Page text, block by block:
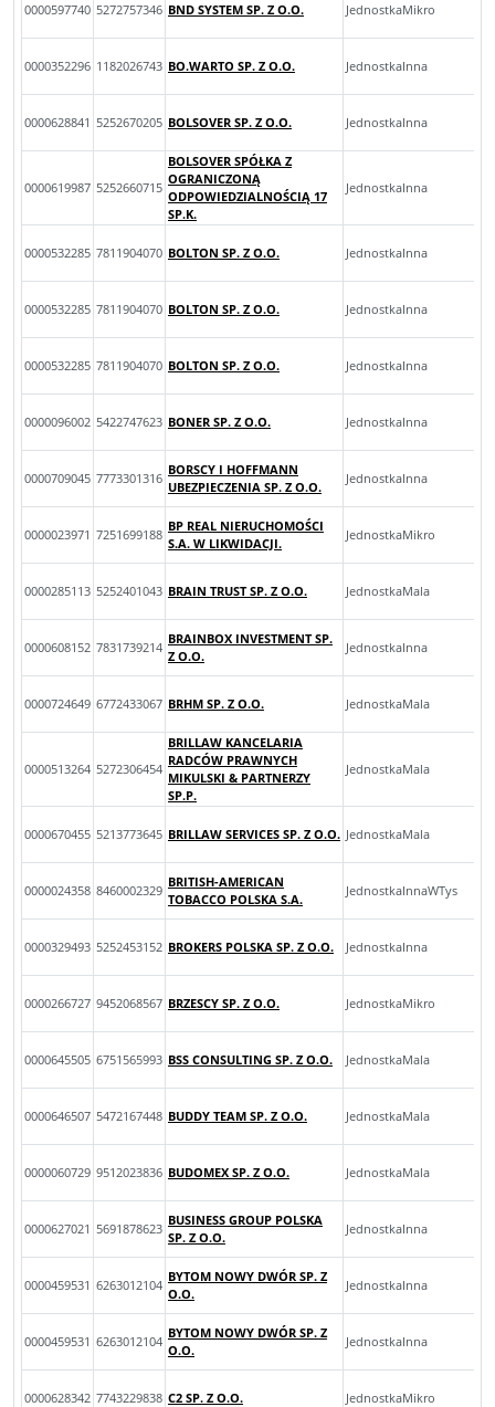
0000597740 5272757346 BND SYSTEM SP. Z O.O. JednostkaMikro
0000352296 1182026743 BO.WARTO SP. Z O.O. JednostkaInna
0000628841 5252670205 BOLSOVER SP. Z O.O. JednostkaInna
0000619987 5252660715
BOLSOVER SPÓŁKA Z
OGRANICZONĄ
ODPOWIEDZIALNOŚCIĄ 17
SP.K.
JednostkaInna
0000532285 7811904070 BOLTON SP. Z O.O. JednostkaInna
0000532285 7811904070 BOLTON SP. Z O.O. JednostkaInna
0000532285 7811904070 BOLTON SP. Z O.O. JednostkaInna
0000096002 5422747623 BONER SP. Z O.O. JednostkaInna
0000709045 7773301316
BORSCY I HOFFMANN
UBEZPIECZENIA SP. Z O.O.
JednostkaInna
0000023971 7251699188
BP REAL NIERUCHOMOŚCI
S.A. W LIKWIDACJI.
JednostkaMikro
0000285113 5252401043 BRAIN TRUST SP. Z O.O. JednostkaMala
0000608152 7831739214
BRAINBOX INVESTMENT SP.
Z O.O.
JednostkaInna
0000724649 6772433067 BRHM SP. Z O.O. JednostkaMala
0000513264 5272306454
BRILLAW KANCELARIA
RADCÓW PRAWNYCH
MIKULSKI & PARTNERZY
SP.P.
JednostkaMala
0000670455 5213773645 BRILLAW SERVICES SP. Z O.O. JednostkaMala
0000024358 8460002329
BRITISH-AMERICAN
TOBACCO POLSKA S.A.
JednostkaInnaWTys
0000329493 5252453152 BROKERS POLSKA SP. Z O.O. JednostkaInna
0000266727 9452068567 BRZESCY SP. Z O.O. JednostkaMikro
0000645505 6751565993 BSS CONSULTING SP. Z O.O. JednostkaMala
0000646507 5472167448 BUDDY TEAM SP. Z O.O. JednostkaMala
0000060729 9512023836 BUDOMEX SP. Z O.O. JednostkaMala
0000627021 5691878623
BUSINESS GROUP POLSKA
SP. Z O.O.
JednostkaInna
0000459531 6263012104
BYTOM NOWY DWÓR SP. Z
O.O.
JednostkaInna
0000459531 6263012104
BYTOM NOWY DWÓR SP. Z
O.O.
JednostkaInna
0000628342 7743229838 C2 SP. Z O.O. JednostkaMikro